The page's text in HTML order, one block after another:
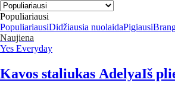
Populiariausi
PopuliariausiDidžiausia nuolaidaPigiausi
Naujiena
Yes Everyday
Kavos staliukas AdelyaIš